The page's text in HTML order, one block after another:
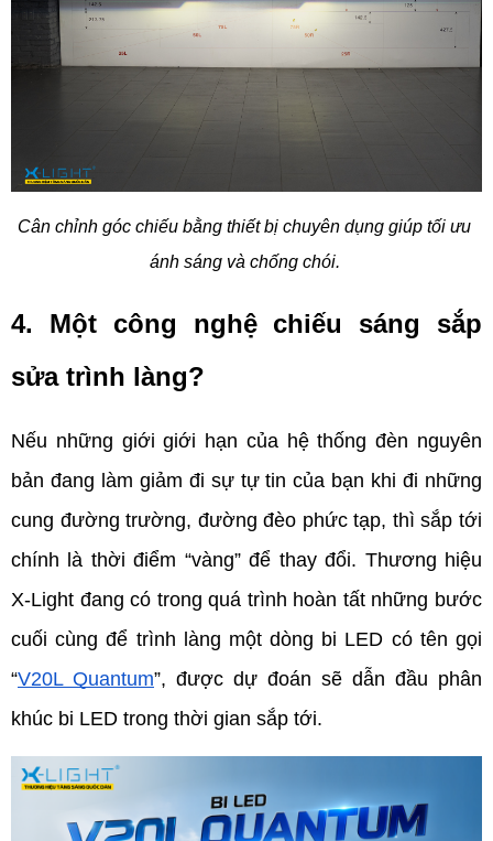
Cân chỉnh góc chiếu bằng thiết bị chuyên dụng giúp tối ưu
ánh sáng và chống chói.
4. Một công nghệ chiếu sáng sắp
sửa trình làng?
Nếu những giới giới hạn của hệ thống đèn nguyên
bản đang làm giảm đi sự tự tin của bạn khi đi những
cung đường trường, đường đèo phức tạp, thì sắp tới
chính là thời điểm “vàng” để thay đổi. Thương hiệu
X-Light đang có trong quá trình hoàn tất những bước
cuối cùng để trình làng một dòng bi LED có tên gọi
“V20L Quantum”, được dự đoán sẽ dẫn đầu phân
khúc bi LED trong thời gian sắp tới.